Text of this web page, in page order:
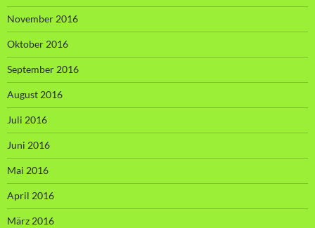
November 2016
Oktober 2016
September 2016
August 2016
Juli 2016
Juni 2016
Mai 2016
April 2016
März 2016